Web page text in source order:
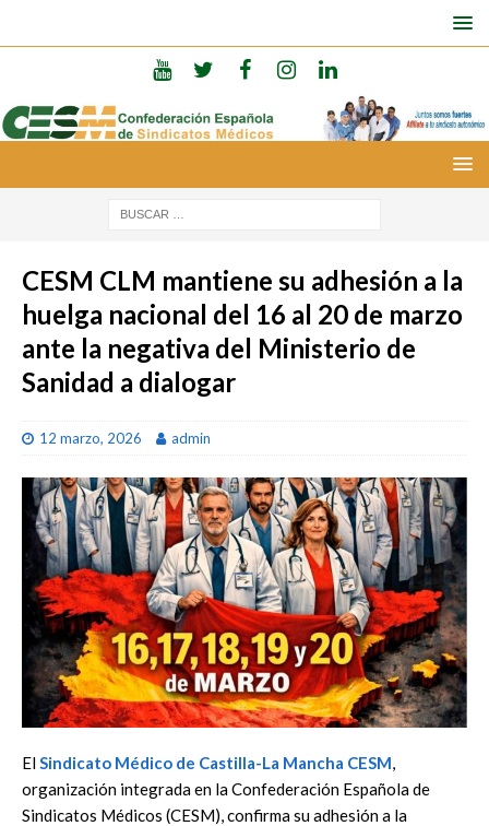
CESM CLM mantiene su adhesión a la
huelga nacional del 16 al 20 de marzo
ante la negativa del Ministerio de
Sanidad a dialogar
12 marzo, 2026 admin
ElSindicato Médico de Castilla-La Mancha CESM,
organización integrada en la Confederación Española de
Sindicatos Médicos (CESM), confirma su adhesión a la